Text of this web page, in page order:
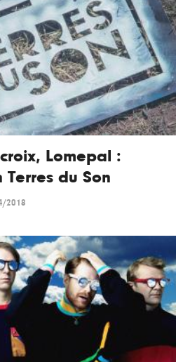
Lomepal :
Terres du Son
2018